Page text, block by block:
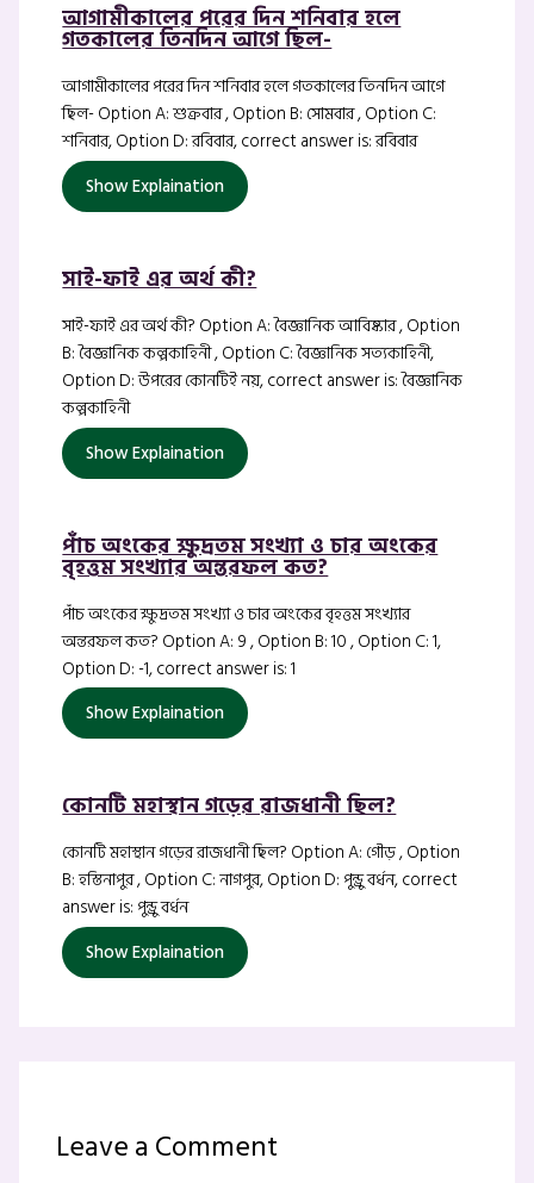
আগামীকালের পরের দিন শনিবার হলে
গতকালের তিনদিন আগে ছিল-
আগামীকালের পরের দিন শনিবার হলে গতকালের তিনদিন আগে
ছিল- Option A: শুক্রবার , Option B: সোমবার , Option C:
শনিবার, Option D: রবিবার, correct answer is: রবিবার
Show Explaination
সাই-ফাই এর অর্থ কী?
সাই-ফাই এর অর্থ কী? Option A: বৈজ্ঞানিক আবিষ্কার , Option
B: বৈজ্ঞানিক কল্পকাহিনী , Option C: বৈজ্ঞানিক সত্যকাহিনী,
Option D: উপরের কোনটিই নয়, correct answer is: বৈজ্ঞানিক
কল্পকাহিনী
Show Explaination
পাঁচ অংকের ক্ষুদ্রতম সংখ্যা ও চার অংকের
বৃহত্তম সংখ্যার অন্তরফল কত?
পাঁচ অংকের ক্ষুদ্রতম সংখ্যা ও চার অংকের বৃহত্তম সংখ্যার
অন্তরফল কত? Option A: 9 , Option B: 10 , Option C: 1,
Option D: -1, correct answer is: 1
Show Explaination
কোনটি মহাস্থান গড়ের রাজধানী ছিল?
কোনটি মহাস্থান গড়ের রাজধানী ছিল? Option A: গৌড় , Option
B: হস্তিনাপুর , Option C: নাগপুর, Option D: পুন্ড্রু বর্ধন, correct
answer is: পুন্ড্রু বর্ধন
Show Explaination
Leave a Comment